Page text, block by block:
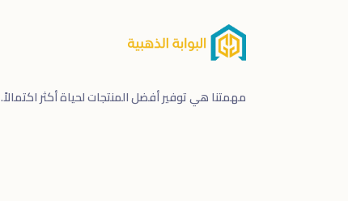
مهمتنا هي توفير أفضل المنتجات لحياة أكثر اكتمالاً.